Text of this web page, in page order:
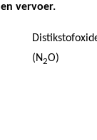
vervoer.
(N2O)